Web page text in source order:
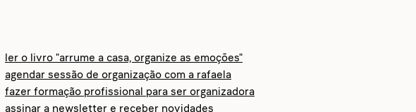
ler o livro "arrume a casa, organize as emoções"
agendar sessão de organização com a rafaela
fazer formação profissional para ser organizadora
assinar a newsletter e receber novidades